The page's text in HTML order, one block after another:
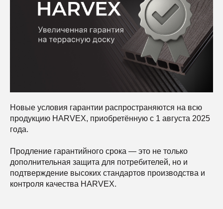
Новые условия гарантии распространяются на всю
продукцию HARVEX, приобретённую с 1 августа 2025
года.
Продление гарантийного срока — это не только
дополнительная защита для потребителей, но и
подтверждение высоких стандартов производства и
контроля качества HARVEX.